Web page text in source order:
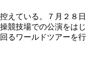
えている。７月２８日
競技場での公演をはじ
るワールドツアーを行